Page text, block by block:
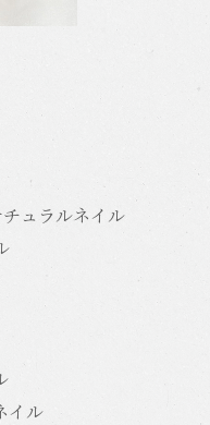
ュラルネイル
イル